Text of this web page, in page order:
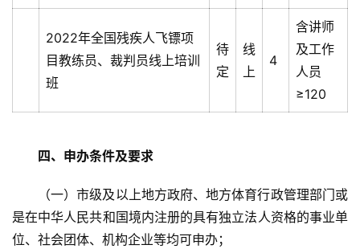
2022年全国残疾人飞镖项
目教练员、裁判员线上培训
班
待
定
线
上
4
含讲师
及工作
人员
≥120
四、申办条件及要求
（一）市级及以上地方政府、地方体育行政管理部门或
是在中华人民共和国境内注册的具有独立法人资格的事业单
位、社会团体、机构企业等均可申办；